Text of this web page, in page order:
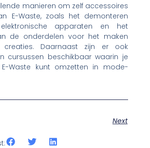
manieren om zelf accessoires
E-Waste, zoals het demonteren
apparaten en het
de onderdelen voor het maken
creaties. Daarnaast zijn er ook
cursussen beschikbaar waarin je
Waste kunt omzetten in mode-
Next